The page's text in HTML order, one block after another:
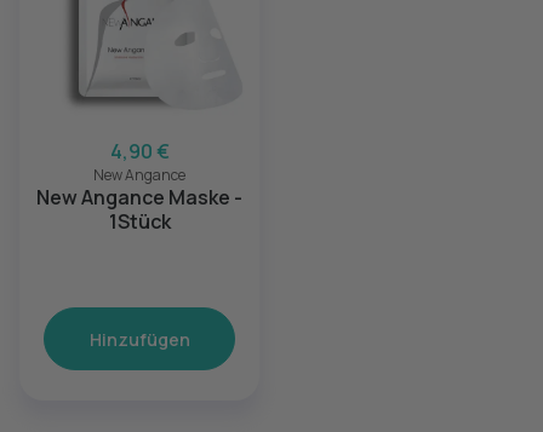
4,90 €
New Angance
New Angance Maske -
1Stück
Hinzufügen